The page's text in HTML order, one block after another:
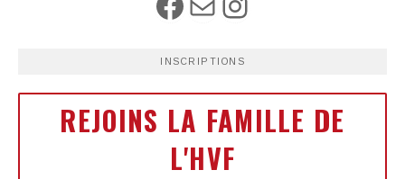
INSCRIPTIONS
REJOINS LA FAMILLE DE
L'HVF